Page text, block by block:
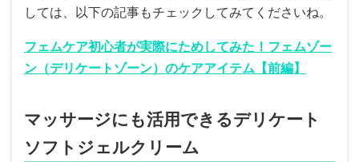
しては、以下の記事もチェックしてみてくださいね。
フェムケア初心者が実際にためしてみた！フェムゾー
ン（デリケートゾーン）のケアアイテム【前編】
マッサージにも活用できるデリケート
ソフトジェルクリーム